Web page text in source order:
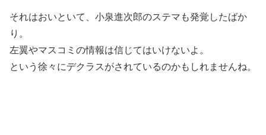
それはおいといて、小泉進次郎のステマも発覚したばか
り。
左翼やマスコミの情報は信じてはいけないよ。
という徐々にデクラスがされているのかもしれませんね。